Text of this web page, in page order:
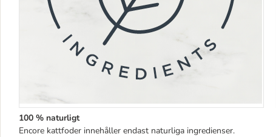
100 % naturligt
Encore kattfoder innehåller endast naturliga ingredienser.